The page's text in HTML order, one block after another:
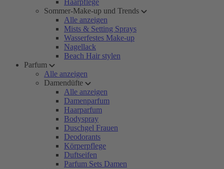
Haarpflege
Sommer-Make-up und Trends
Alle anzeigen
Mists & Setting Sprays
Wasserfestes Make-up
Nagellack
Beach Hair stylen
Parfum
Alle anzeigen
Damendüfte
Alle anzeigen
Damenparfum
Haarparfum
Bodyspray
Duschgel Frauen
Deodorants
Körperpflege
Duftseifen
Parfum Sets Damen